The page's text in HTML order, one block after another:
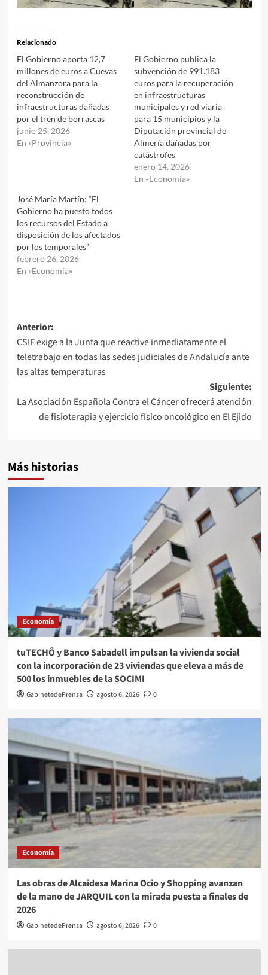
Relacionado
El Gobierno aporta 12,7
millones de euros a Cuevas
del Almanzora para la
reconstrucción de
infraestructuras dañadas
por el tren de borrascas
junio 25, 2026
En «Provincia»
El Gobierno publica la
subvención de 991.183
euros para la recuperación
en infraestructuras
municipales y red viaria
para 15 municipios y la
Diputación provincial de
Almería dañadas por
catástrofes
enero 14, 2026
En «Economía»
José María Martín: “El
Gobierno ha puesto todos
los recursos del Estado a
disposición de los afectados
por los temporales”
febrero 26, 2026
En «Economía»
Navegación
de
entradas
Anterior:
CSIF exige a la Junta que reactive inmediatamente el
teletrabajo en todas las sedes judiciales de Andalucía ante
las altas temperaturas
Siguiente:
La Asociación Española Contra el Cáncer ofrecerá atención
de fisioterapia y ejercicio físico oncológico en El Ejido
Más historias
Economía
tuTECHÔ y Banco Sabadell impulsan la vivienda social
con la incorporación de 23 viviendas que eleva a más de
500 los inmuebles de la SOCIMI
GabinetedePrensa agosto 6, 2026 0
Economía
Las obras de Alcaidesa Marina Ocio y Shopping avanzan
de la mano de JARQUIL con la mirada puesta a finales de
2026
GabinetedePrensa agosto 6, 2026 0